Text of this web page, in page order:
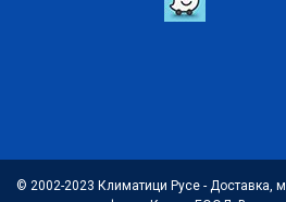
© 2002-2023 Климатици Русе - Доставка,